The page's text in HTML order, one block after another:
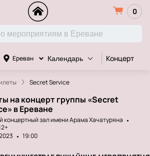
0
Ереван Календарь Концерт
Secret Service
на концерт группы «Secret
в Ереване
концертный зал имени Арама Хачатуряна
19:00